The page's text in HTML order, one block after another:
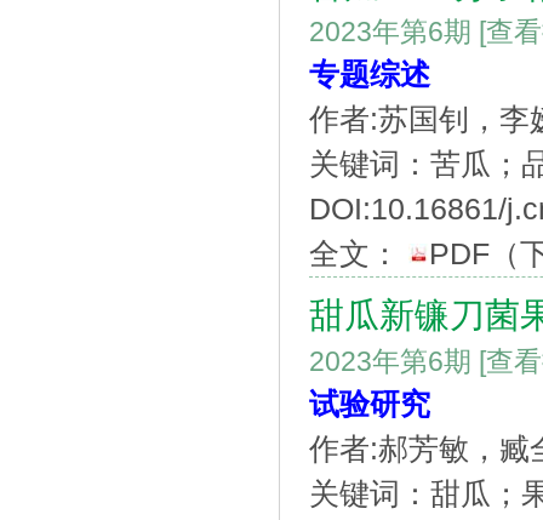
2023年第6期 [查
专题综述
作者:苏国钊，李
关键词：苦瓜；
DOI:10.16861/
全文：
PDF （
甜瓜新镰刀菌
2023年第6期 [查
试验研究
作者:郝芳敏，臧
关键词：甜瓜；